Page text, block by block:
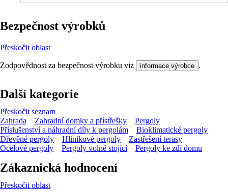
Bezpečnost výrobků
Přeskočit oblast
Zodpovědnost za bezpečnost výrobku viz informace výrobce .
Další kategorie
Přeskočit seznam
Zahrada
Zahradní domky a přístřešky
Pergoly
Příslušenství a náhradní díly k pergolám
Bioklimatické pergoly
Dřevěné pergoly
Hliníkové pergoly
Zastřešení terasy
Ocelové pergoly
Pergoly volně stojící Pergoly ke zdi domu
Zákaznická hodnocení
Přeskočit oblast